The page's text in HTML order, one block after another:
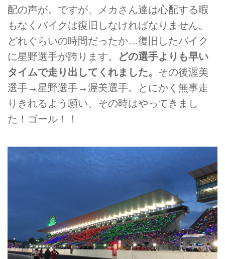
配の声が。ですが、メカさん達は心配する暇
もなくバイクは復旧しなければなりません。
どれぐらいの時間だったか…復旧したバイク
に星野選手が跨ります。
どの選手よりも早い
タイムで走り出してくれました。 その後渥美
選手→星野選手→渥美選手。とにかく無事走
りきれるよう願い、その時はやってきまし
た！ゴール！！